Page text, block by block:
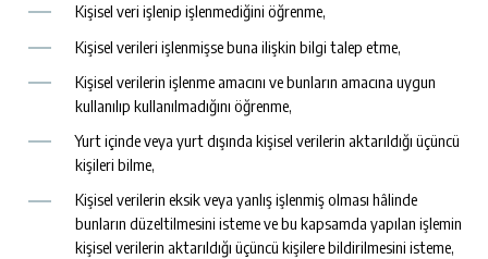
Kişisel veri işlenip işlenmediğini öğrenme,
Kişisel verileri işlenmişse buna ilişkin bilgi talep etme,
Kişisel verilerin işlenme amacını ve bunların amacına uygun
kullanılıp kullanılmadığını öğrenme,
Yurt içinde veya yurt dışında kişisel verilerin aktarıldığı üçüncü
kişileri bilme,
Kişisel verilerin eksik veya yanlış işlenmiş olması hâlinde
bunların düzeltilmesini isteme ve bu kapsamda yapılan işlemin
kişisel verilerin aktarıldığı üçüncü kişilere bildirilmesini isteme,